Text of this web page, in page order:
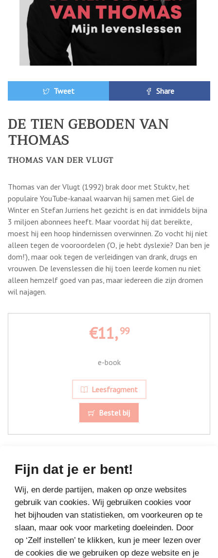
Fijn dat je er bent!
Wij, en derde partijen, maken op onze websites
gebruik van cookies. Wij gebruiken cookies voor
het bijhouden van statistieken, om voorkeuren op te
slaan, maar ook voor marketing doeleinden. Door
op ‘Zelf instellen’ te klikken, kun je meer lezen over
de cookies die we gebruiken op deze website en je
Tweet Share
DE TIEN GEBODEN VAN
THOMAS
THOMAS VAN DER VLUGT
Thomas van der Vlugt (1992) brak door met Stuktv, het
populaire YouTube-kanaal waarvan hij samen met Giel de
Winter en Stefan Jurriens het gezicht is en dat inmiddels bijna
3 miljoen abonnees heeft. Maar voordat hij dat bereikte,
moest hij een hoop hindernissen overwinnen. Zo vocht hij niet
alleen tegen de vooroordelen (‘O, je hebt dyslexie? Dan ben je
dom!’), maar ook tegen de verleidingen van drank, drugs en
vrouwen. De levenslessen die hij toen leerde komen nu niet
alleen hemzelf goed van pas, maar iedereen die zijn dromen
wil najagen.
€11,99
e-book
Leesfragment
Bestel bij
MEER BOEKEN VAN
VAKANTIELEZEN